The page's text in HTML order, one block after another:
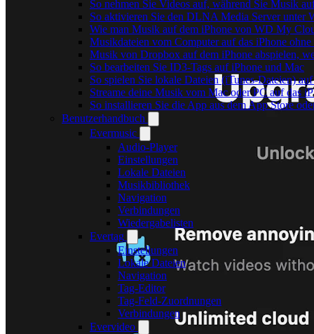
So nehmen Sie Videos auf, während Sie Musik
So aktivieren Sie den DLNA Media Server unter
Wie man Musik auf dem iPhone von WD My
Musikdateien vom Computer auf das iPhone
Musik von Dropbox auf dem iPhone abspielen,
So bearbeiten Sie ID3-Tags auf iPhone und Mac
So spielen Sie lokale Dateien (iTunes-Dateien)
Streame deine Musik vom Mac oder PC auf das
So installieren Sie die App aus dem App Store
Benutzerhandbuch
Evermusic
Audio-Player
Einstellungen
Lokale Dateien
Musikbibliothek
Navigation
Verbindungen
Wiedergabelisten
Evertag
Einstellungen
Lokale Dateien
Navigation
Tag-Editor
Tag-Feld-Zuordnungen
Verbindungen
Evervideo